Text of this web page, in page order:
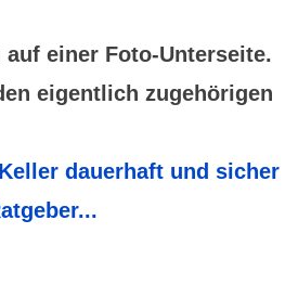
einer Foto-Unterseite.
eigentlich zugehörigen
dauerhaft und sicher